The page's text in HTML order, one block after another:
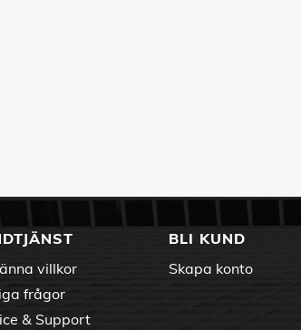
villkor
frågor
& Support
BLI KUND
Skapa konto